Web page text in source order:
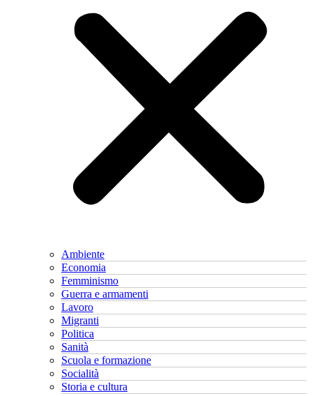
Ambiente
Economia
Femminismo
Guerra e armamenti
Lavoro
Migranti
Politica
Sanità
Scuola e formazione
Socialità
Storia e cultura